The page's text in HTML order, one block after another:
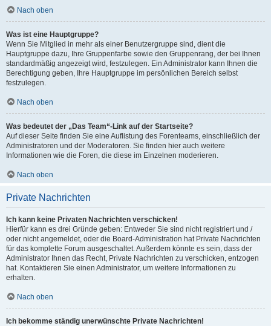
Nach oben
Was ist eine Hauptgruppe?
Wenn Sie Mitglied in mehr als einer Benutzergruppe sind, dient die
Hauptgruppe dazu, Ihre Gruppenfarbe sowie den Gruppenrang, der bei Ihnen
standardmäßig angezeigt wird, festzulegen. Ein Administrator kann Ihnen die
Berechtigung geben, Ihre Hauptgruppe im persönlichen Bereich selbst
festzulegen.
Nach oben
Was bedeutet der „Das Team“-Link auf der Startseite?
Auf dieser Seite finden Sie eine Auflistung des Forenteams, einschließlich der
Administratoren und der Moderatoren. Sie finden hier auch weitere
Informationen wie die Foren, die diese im Einzelnen moderieren.
Nach oben
Private Nachrichten
Ich kann keine Privaten Nachrichten verschicken!
Hierfür kann es drei Gründe geben: Entweder Sie sind nicht registriert und /
oder nicht angemeldet, oder die Board-Administration hat Private Nachrichten
für das komplette Forum ausgeschaltet. Außerdem könnte es sein, dass der
Administrator Ihnen das Recht, Private Nachrichten zu verschicken, entzogen
hat. Kontaktieren Sie einen Administrator, um weitere Informationen zu
erhalten.
Nach oben
Ich bekomme ständig unerwünschte Private Nachrichten!